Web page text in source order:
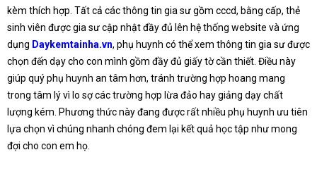
kèm thích hợp. Tất cả các thông tin gia sư gồm cccd, bằng cấp, thẻ
sinh viên được gia sư cập nhật đầy đủ lên hệ thống website và ứng
dụng Daykemtainha.vn, phụ huynh có thể xem thông tin gia sư được
chọn đến dạy cho con mình gồm đầy đủ giấy tờ cần thiết. Điều này
giúp quý phụ huynh an tâm hơn, tránh trường hợp hoang mang
trong tâm lý vì lo sợ các trường hợp lừa đảo hay giảng dạy chất
lượng kém. Phương thức này đang được rất nhiều phụ huynh ưu tiên
lựa chọn vì chúng nhanh chóng đem lại kết quả học tập như mong
đợi cho con em họ.